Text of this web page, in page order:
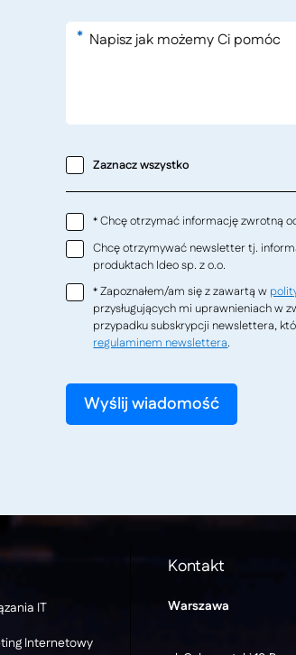
*
Zaznacz wszystko
* Chcę otrzymać informację zwrotną
Chcę otrzymywać newsletter tj.
produktach Ideo sp. z o.o.
* Zapoznałem/am się z zawartą w
przysługujących mi uprawnieniach w
przypadku subskrypcji newslettera,
regulaminem newslettera.
IT
Internetowy
Kontakt
Warszawa